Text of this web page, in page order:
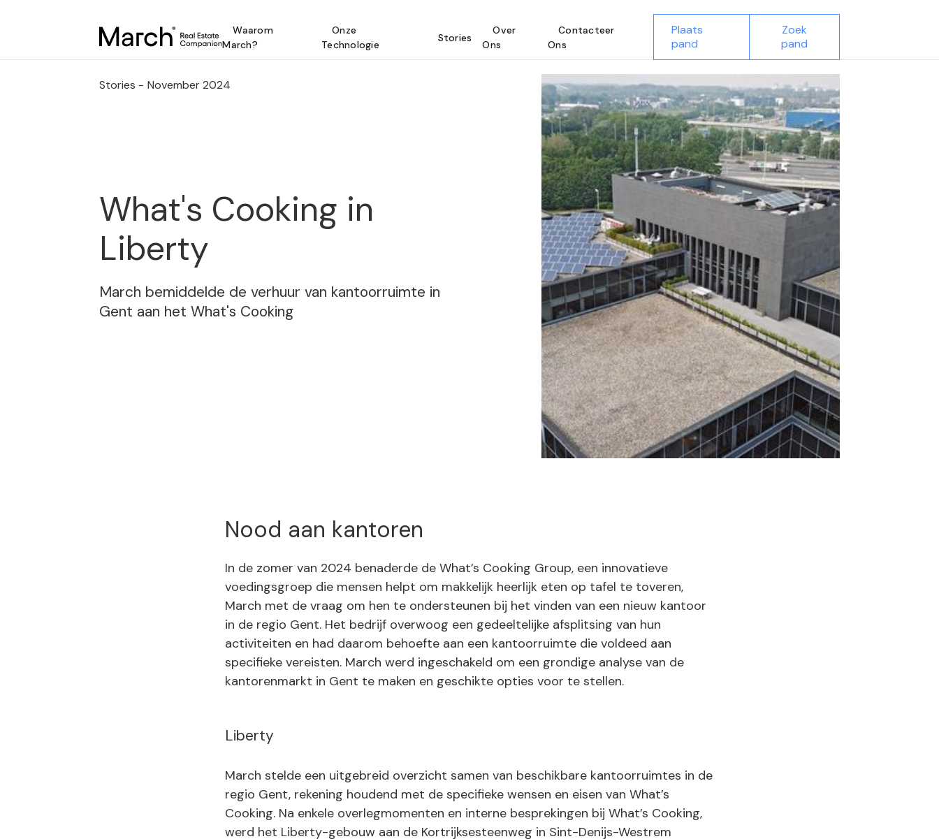
Waarom
March?
Onze
Technologie
Stories
Over
Ons
Contacteer
Ons
Plaats
pand
Zoek
pand
Stories - November 2024
What's Cooking in
Liberty
March bemiddelde de verhuur van kantoorruimte in
Gent aan het What's Cooking
Nood aan kantoren
In de zomer van 2024 benaderde de What’s Cooking Group, een innovatieve
voedingsgroep die mensen helpt om makkelijk heerlijk eten op tafel te toveren,
March met de vraag om hen te ondersteunen bij het vinden van een nieuw kantoor
in de regio Gent. Het bedrijf overwoog een gedeeltelijke afsplitsing van hun
activiteiten en had daarom behoefte aan een kantoorruimte die voldeed aan
specifieke vereisten. March werd ingeschakeld om een grondige analyse van de
kantorenmarkt in Gent te maken en geschikte opties voor te stellen.
Liberty
March stelde een uitgebreid overzicht samen van beschikbare kantoorruimtes in de
regio Gent, rekening houdend met de specifieke wensen en eisen van What’s
Cooking. Na enkele overlegmomenten en interne besprekingen bij What’s Cooking,
werd het Liberty-gebouw aan de Kortrijksesteenweg in Sint-Denijs-Westrem